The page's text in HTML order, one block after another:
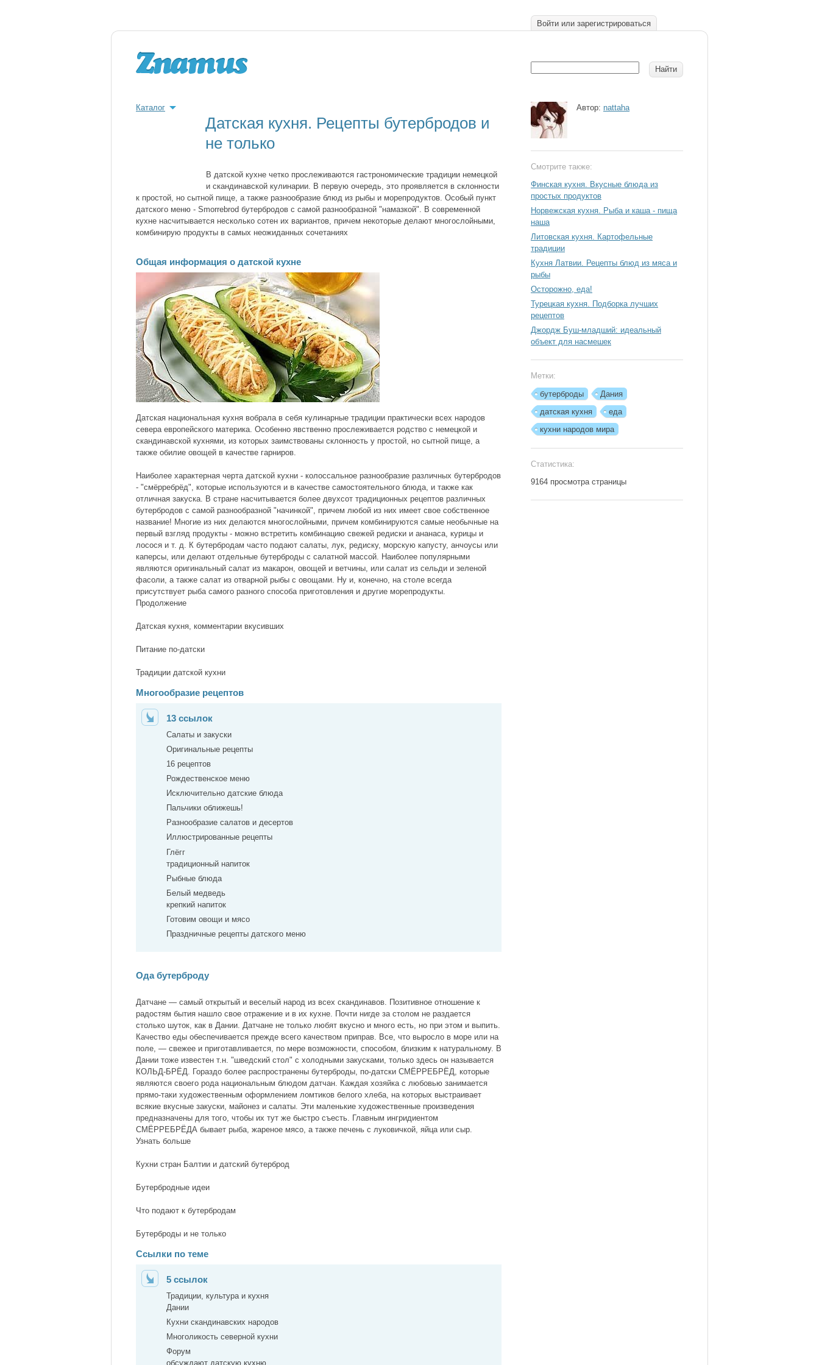
Войти или зарегистрироваться
Каталог
Датская кухня. Рецепты бутербродов и
не только
В датской кухне четко прослеживаются гастрономические традиции немецкой
и скандинавской кулинарии. В первую очередь, это проявляется в склонности
к простой, но сытной пище, а также разнообразие блюд из рыбы и морепродуктов. Особый пункт
датского меню - Smorrebrod бутербродов с самой разнообразной "намазкой". В современной
кухне насчитывается несколько сотен их вариантов, причем некоторые делают многослойными,
комбинирую продукты в самых неожиданных сочетаниях
Общая информация о датской кухне
Датская национальная кухня вобрала в себя кулинарные традиции практически всех народов
севера европейского материка. Особенно явственно прослеживается родство с немецкой и
скандинавской кухнями, из которых заимствованы склонность у простой, но сытной пище, а
также обилие овощей в качестве гарниров.
Наиболее характерная черта датской кухни - колоссальное разнообразие различных бутербродов
- "смёрребрёд", которые используются и в качестве самостоятельного блюда, и также как
отличная закуска. В стране насчитывается более двухсот традиционных рецептов различных
бутербродов с самой разнообразной "начинкой", причем любой из них имеет свое собственное
название! Многие из них делаются многослойными, причем комбинируются самые необычные на
первый взгляд продукты - можно встретить комбинацию свежей редиски и ананаса, курицы и
лосося и т. д. К бутербродам часто подают салаты, лук, редиску, морскую капусту, анчоусы или
каперсы, или делают отдельные бутерброды с салатной массой. Наиболее популярными
являются оригинальный салат из макарон, овощей и ветчины, или салат из сельди и зеленой
фасоли, а также салат из отварной рыбы с овощами. Ну и, конечно, на столе всегда
присутствует рыба самого разного способа приготовления и другие морепродукты.
Продолжение
Датская кухня, комментарии вкусивших
Питание по-датски
Традиции датской кухни
Многообразие рецептов
13 ссылок
Салаты и закуски
Оригинальные рецепты
16 рецептов
Рождественское меню
Исключительно датские блюда
Пальчики оближешь!
Разнообразие салатов и десертов
Иллюстрированные рецепты
Глёгг
традиционный напиток
Рыбные блюда
Белый медведь
крепкий напиток
Готовим овощи и мясо
Праздничные рецепты датского меню
Ода бутерброду
Датчане — самый открытый и веселый народ из всех скандинавов. Позитивное отношение к
радостям бытия нашло свое отражение и в их кухне. Почти нигде за столом не раздается
столько шуток, как в Дании. Датчане не только любят вкусно и много есть, но при этом и выпить.
Качество еды обеспечивается прежде всего качеством приправ. Все, что выросло в море или на
поле, — свежее и приготавливается, по мере возможности, способом, близким к натуральному. В
Дании тоже известен т.н. "шведский стол" с холодными закусками, только здесь он называется
КОЛЬД-БРЁД. Гораздо более распространены бутерброды, по-датски СМЁРРЕБРЁД, которые
являются своего рода национальным блюдом датчан. Каждая хозяйка с любовью занимается
прямо-таки художественным оформлением ломтиков белого хлеба, на которых выстраивает
всякие вкусные закуски, майонез и салаты. Эти маленькие художественные произведения
предназначены для того, чтобы их тут же быстро съесть. Главным ингридиентом
СМЁРРЕБРЁДА бывает рыба, жареное мясо, а также печень с луковичкой, яйца или сыр.
Узнать больше
Кухни стран Балтии и датский бутерброд
Бутербродные идеи
Что подают к бутербродам
Бутерброды и не только
Ссылки по теме
5 ссылок
Традиции, культура и кухня
Дании
Кухни скандинавских народов
Многоликость северной кухни
Форум
обсуждают датскую кухню
Автор: nattaha
Смотрите также:
Финская кухня. Вкусные блюда из
простых продуктов
Норвежская кухня. Рыба и каша - пища
наша
Литовская кухня. Картофельные
традиции
Кухня Латвии. Рецепты блюд из мяса и
рыбы
Осторожно, еда!
Турецкая кухня. Подборка лучших
рецептов
Джордж Буш-младший: идеальный
объект для насмешек
Метки:
бутерброды
Дания
датская кухня
еда
кухни народов мира
Статистика:
9164 просмотра страницы